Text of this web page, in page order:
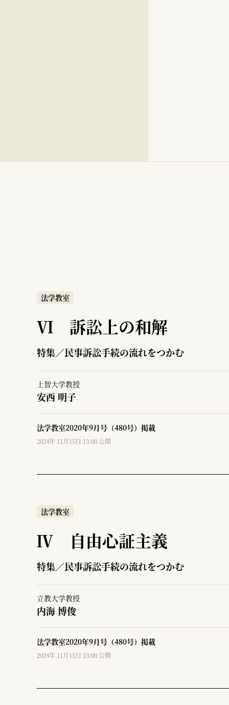
法学教室
Ⅵ 訴訟上の和解
特集／民事訴訟手続の流れをつかむ
上智大学教授
安西 明子
法学教室2020年9月号（480号）掲載
2024年 11月15日 13:00 公開
法学教室
Ⅳ 自由心証主義
特集／民事訴訟手続の流れをつかむ
立教大学教授
内海 博俊
法学教室2020年9月号（480号）掲載
2024年 11月15日 13:00 公開